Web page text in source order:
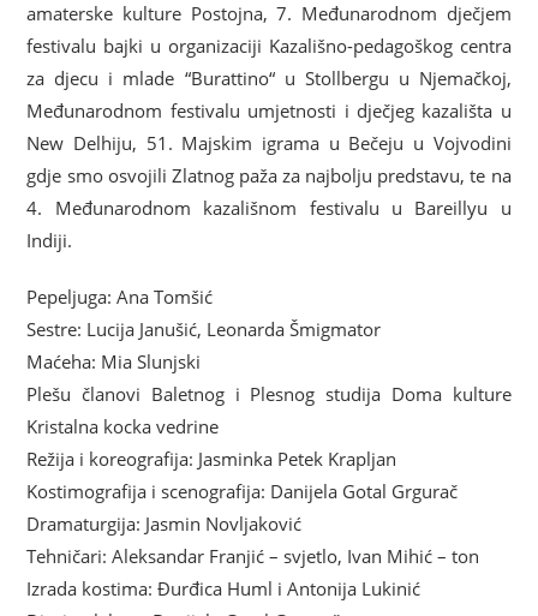
amaterske kulture Postojna, 7. Međunarodnom dječjem
festivalu bajki u organizaciji Kazališno-pedagoškog centra
za djecu i mlade “Burattino“ u Stollbergu u Njemačkoj,
Međunarodnom festivalu umjetnosti i dječjeg kazališta u
New Delhiju, 51. Majskim igrama u Bečeju u Vojvodini
gdje smo osvojili Zlatnog paža za najbolju predstavu, te na
4. Međunarodnom kazališnom festivalu u Bareillyu u
Indiji.
Pepeljuga: Ana Tomšić
Sestre: Lucija Janušić, Leonarda Šmigmator
Maćeha: Mia Slunjski
Plešu članovi Baletnog i Plesnog studija Doma kulture
Kristalna kocka vedrine
Režija i koreografija: Jasminka Petek Krapljan
Kostimografija i scenografija: Danijela Gotal Grgurač
Dramaturgija: Jasmin Novljaković
Tehničari: Aleksandar Franjić – svjetlo, Ivan Mihić – ton
Izrada kostima: Đurđica Huml i Antonija Lukinić